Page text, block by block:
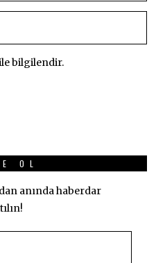
bilgilendir.
OL
anında haberdar